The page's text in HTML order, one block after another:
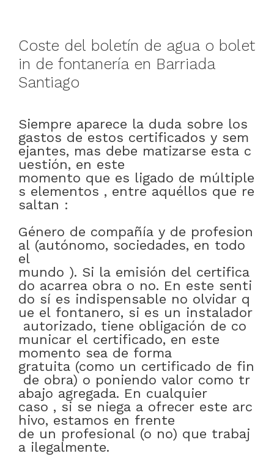
Coste del boletín de agua o bolet
in de fontanería en Barriada
Santiago
Siempre aparece la duda sobre los
gastos de estos certificados y sem
ejantes, mas debe matizarse esta c
uestión, en este
momento que es ligado de múltiple
s elementos , entre aquéllos que re
saltan :
Género de compañía y de profesion
al (autónomo, sociedades, en todo
el
mundo ). Si la emisión del certifica
do acarrea obra o no. En este senti
do sí es indispensable no olvidar q
ue el fontanero, si es un instalador
autorizado, tiene obligación de co
municar el certificado, en este
momento sea de forma
gratuita (como un certificado de fin
de obra) o poniendo valor como tr
abajo agregada. En cualquier
caso , si se niega a ofrecer este arc
hivo, estamos en frente
de un profesional (o no) que trabaj
a ilegalmente.